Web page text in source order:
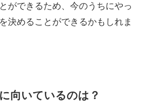
ができるため、今のうちにやっ
決めることができるかもしれま
向いているのは？